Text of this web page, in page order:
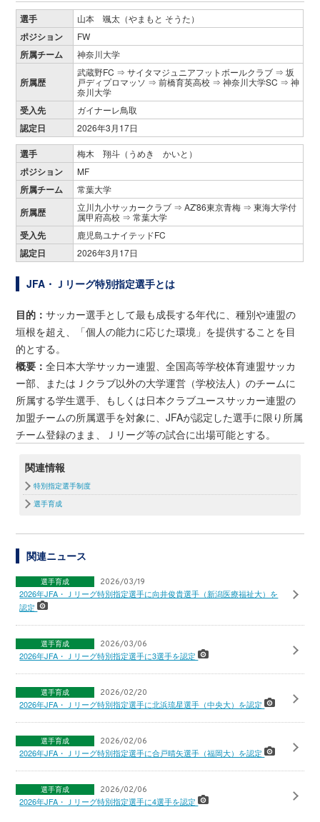
選手 山本 颯太（やまもと そうた）
ポジション FW
所属チーム 神奈川大学
所属歴
武蔵野FC ⇒ サイタマジュニアフットボールクラブ ⇒ 坂
戸ディプロマッソ ⇒ 前橋育英高校 ⇒ 神奈川大学SC ⇒ 神
奈川大学
受入先 ガイナーレ鳥取
認定日 2026年3月17日
選手 梅木 翔斗（うめき かいと）
ポジション MF
所属チーム 常葉大学
所属歴
立川九小サッカークラブ ⇒ AZ'86東京青梅 ⇒ 東海大学付
属甲府高校 ⇒ 常葉大学
受入先 鹿児島ユナイテッドFC
認定日 2026年3月17日
JFA・Ｊリーグ特別指定選手とは
目的：サッカー選手として最も成長する年代に、種別や連盟の
垣根を超え、「個人の能力に応じた環境」を提供することを目
的とする。
概要：全日本大学サッカー連盟、全国高等学校体育連盟サッカ
ー部、またはＪクラブ以外の大学運営（学校法人）のチームに
所属する学生選手、もしくは日本クラブユースサッカー連盟の
加盟チームの所属選手を対象に、JFAが認定した選手に限り所属
チーム登録のまま、Ｊリーグ等の試合に出場可能とする。
関連情報
特別指定選手制度
選手育成
関連ニュース
選手育成 2026/03/19
2026年JFA・Ｊリーグ特別指定選手に向井俊貴選手（新潟医療福祉大）を
認定
選手育成 2026/03/06
2026年JFA・Ｊリーグ特別指定選手に3選手を認定
選手育成 2026/02/20
2026年JFA・Ｊリーグ特別指定選手に北浜琉星選手（中央大）を認定
選手育成 2026/02/06
2026年JFA・Ｊリーグ特別指定選手に合戸晴矢選手（福岡大）を認定
選手育成 2026/02/06
2026年JFA・Ｊリーグ特別指定選手に4選手を認定